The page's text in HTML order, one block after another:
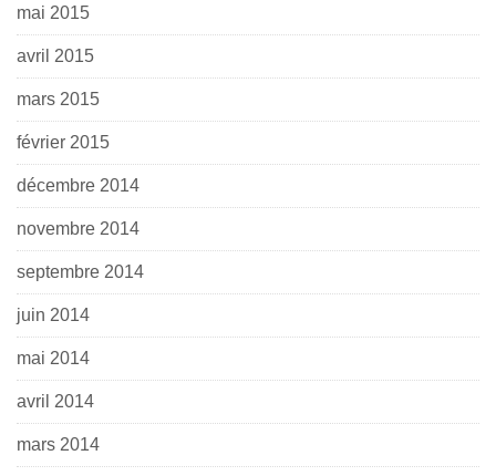
mai 2015
avril 2015
mars 2015
février 2015
décembre 2014
novembre 2014
septembre 2014
juin 2014
mai 2014
avril 2014
mars 2014